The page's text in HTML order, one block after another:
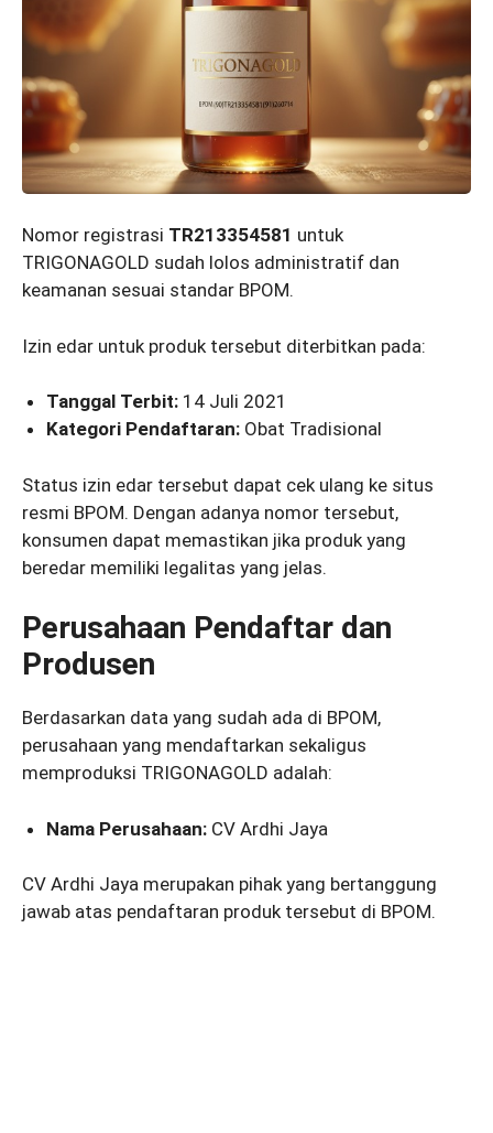
Nomor registrasi TR213354581 untuk
TRIGONAGOLD sudah lolos administratif dan
keamanan sesuai standar BPOM.
Izin edar untuk produk tersebut diterbitkan pada:
Tanggal Terbit: 14 Juli 2021
Kategori Pendaftaran: Obat Tradisional
Status izin edar tersebut dapat cek ulang ke situs
resmi BPOM. Dengan adanya nomor tersebut,
konsumen dapat memastikan jika produk yang
beredar memiliki legalitas yang jelas.
Perusahaan Pendaftar dan
Produsen
Berdasarkan data yang sudah ada di BPOM,
perusahaan yang mendaftarkan sekaligus
memproduksi TRIGONAGOLD adalah:
Nama Perusahaan: CV Ardhi Jaya
CV Ardhi Jaya merupakan pihak yang bertanggung
jawab atas pendaftaran produk tersebut di BPOM.